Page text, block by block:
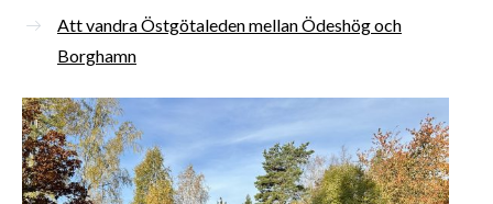
Att vandra Östgötaleden mellan Ödeshög och
Borghamn